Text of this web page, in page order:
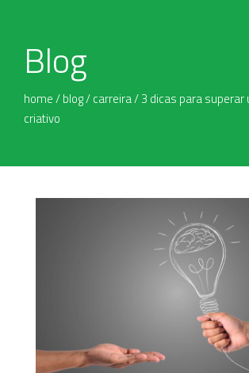
Blog
home/blog/carreira/3 dicas para superar
criativo